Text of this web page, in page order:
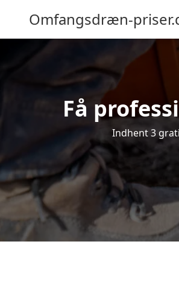
Omfangsdræn-
Få
Indhent 3